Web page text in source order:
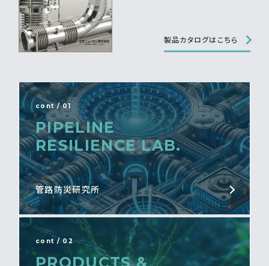
製品カタログはこちら
cont / 01
PIPELINE
RESILIENCE LAB.
管路防災研究所
cont / 02